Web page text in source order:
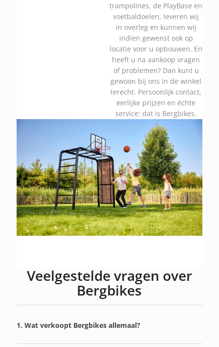
trampolines, de PlayBase en
voetbaldoelen, leveren wij
in overleg en kunnen wij
indien gewenst ook op
locatie voor u opbouwen. En
heeft u na aankoop vragen
of problemen? Dan kunt u
gewoon bij ons in de winkel
terecht. Persoonlijk contact,
eerlijke prijzen en échte
service: dat is Bergbikes.
Veelgestelde vragen over
Bergbikes
1. Wat verkoopt Bergbikes allemaal?